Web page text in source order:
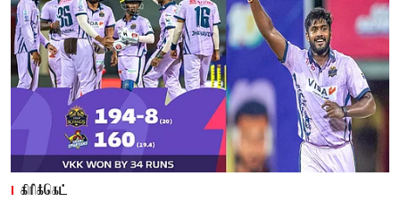
கிரிக்கெட்